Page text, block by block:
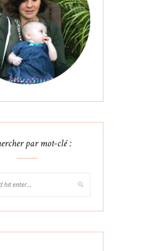
par mot-clé :